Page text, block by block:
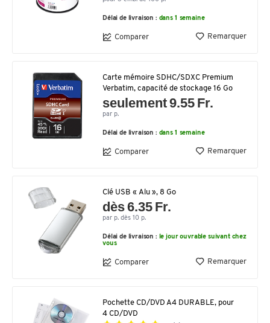
Délai de livraison : dans 1 semaine
Comparer Remarquer
Carte mémoire SDHC/SDXC Premium
Verbatim, capacité de stockage 16 Go
seulement 9.55 Fr.
par p.
Délai de livraison : dans 1 semaine
Comparer Remarquer
Clé USB « Alu », 8 Go
dès 6.35 Fr.
par p. dès 10 p.
Délai de livraison : le jour ouvrable suivant chez
vous
Comparer Remarquer
Pochette CD/DVD A4 DURABLE, pour
4 CD/DVD